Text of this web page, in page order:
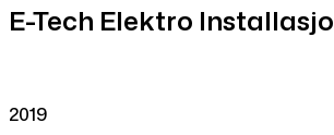
E-Tech Elektro
2019